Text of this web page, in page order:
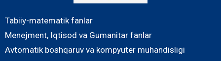
Tabiiy-matematik fanlar
Menejment, Iqtisod va Gumanitar fanlar
Avtomatik boshqaruv va kompyuter muhandisligi